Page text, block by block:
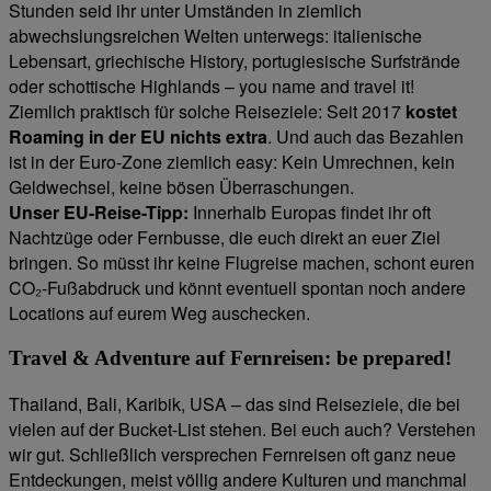
Stunden seid ihr unter Umständen in ziemlich
abwechslungsreichen Welten unterwegs: italienische
Lebensart, griechische History, portugiesische Surfstrände
oder schottische Highlands – you name and travel it!
Ziemlich praktisch für solche Reiseziele: Seit 2017 kostet
Roaming in der EU nichts extra. Und auch das Bezahlen
ist in der Euro-Zone ziemlich easy: Kein Umrechnen, kein
Geldwechsel, keine bösen Überraschungen.
Unser EU-Reise-Tipp: Innerhalb Europas findet ihr oft
Nachtzüge oder Fernbusse, die euch direkt an euer Ziel
bringen. So müsst ihr keine Flugreise machen, schont euren
CO₂-Fußabdruck und könnt eventuell spontan noch andere
Locations auf eurem Weg auschecken.
Travel & Adventure auf Fernreisen: be prepared!
Thailand, Bali, Karibik, USA – das sind Reiseziele, die bei
vielen auf der Bucket-List stehen. Bei euch auch? Verstehen
wir gut. Schließlich versprechen Fernreisen oft ganz neue
Entdeckungen, meist völlig andere Kulturen und manchmal